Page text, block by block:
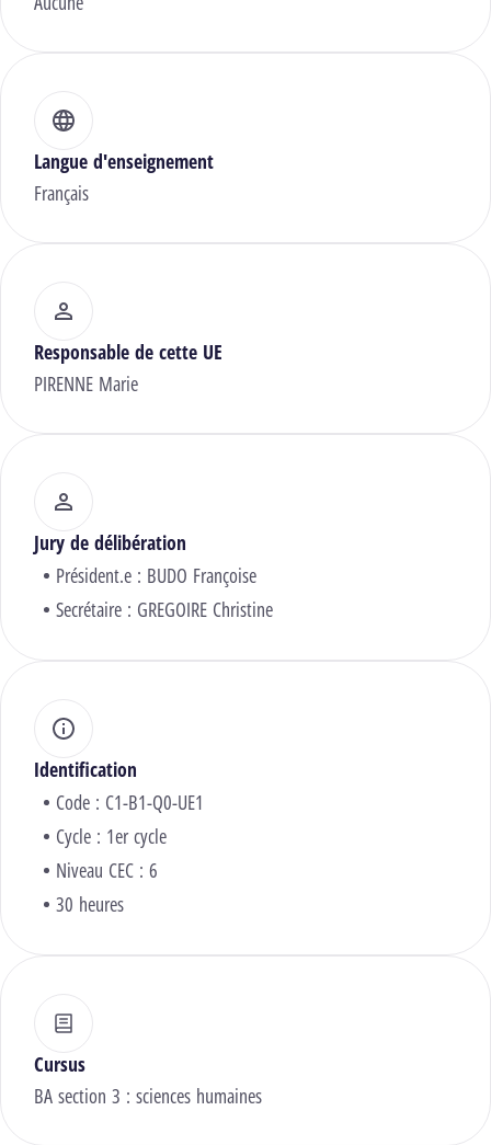
Langue d'enseignement
Français
Responsable de cette UE
PIRENNE Marie
Jury de délibération
Président.e : BUDO Françoise
Secrétaire : GREGOIRE Christine
Identification
Code : C1-B1-Q0-UE1
Cycle : 1er cycle
Niveau CEC : 6
30 heures
Cursus
BA section 3 : sciences humaines